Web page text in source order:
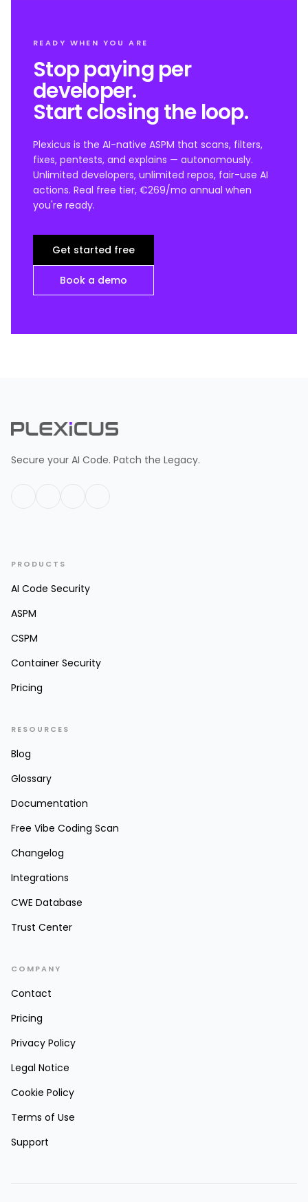
READY WHEN YOU ARE
Stop paying per
developer.
Start closing the loop.
Plexicus is the AI-native ASPM that scans, filters,
fixes, pentests, and explains — autonomously.
Unlimited developers, unlimited repos, fair-use AI
actions. Real free tier, €269/mo annual when
you're ready.
Get started free
Book a demo
Secure your AI Code. Patch the Legacy.
PRODUCTS
AI Code Security
ASPM
CSPM
Container Security
Pricing
RESOURCES
Blog
Glossary
Documentation
Free Vibe Coding Scan
Changelog
Integrations
CWE Database
Trust Center
COMPANY
Contact
Pricing
Privacy Policy
Legal Notice
Cookie Policy
Terms of Use
Support